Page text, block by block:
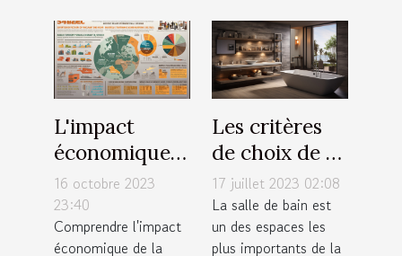
L'impact
économique
de la
rénovation de
cuisine et
16 octobre 2023
23:40
Comprendre l'impact
économique de la
Les critères
de choix de sa
baignoire de
salle de bain
17 juillet 2023 02:08
La salle de bain est
un des espaces les
plus importants de la